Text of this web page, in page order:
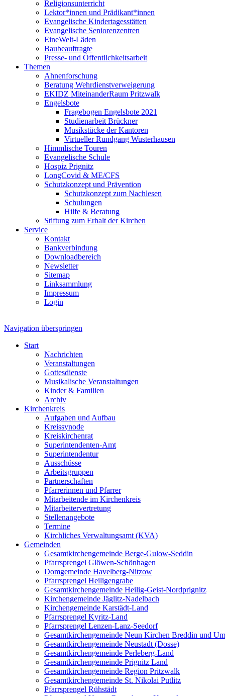
Religionsunterricht
Lektor*innen und Prädikant*innen
Evangelische Kindertagesstätten
Evangelische Seniorenzentren
EineWelt-Läden
Baubeauftragte
Presse- und Öffentlichkeitsarbeit
Themen
Ahnenforschung
Beratung Wehrdienstverweigerung
EKIDZ MiteinanderRaum Pritzwalk
Engelsbote
Fragebogen Engelsbote 2021
Studienarbeit Brückner
Musikstücke der Kantoren
Virtueller Rundgang Wusterhausen
Himmlische Touren
Evangelische Schule
Hospiz Prignitz
LongCovid & ME/CFS
Schutzkonzept und Prävention
Schutzkonzept zum Nachlesen
Schulungen
Hilfe & Beratung
Stiftung zum Erhalt der Kirchen
Service
Kontakt
Bankverbindung
Downloadbereich
Newsletter
Sitemap
Linksammlung
Impressum
Login
Navigation überspringen
Start
Nachrichten
Veranstaltungen
Gottesdienste
Musikalische Veranstaltungen
Kinder & Familien
Archiv
Kirchenkreis
Aufgaben und Aufbau
Kreissynode
Kreiskirchenrat
Superintendenten-Amt
Superintendentur
Ausschüsse
Arbeitsgruppen
Partnerschaften
Pfarrerinnen und Pfarrer
Mitarbeitende im Kirchenkreis
Mitarbeitervertretung
Stellenangebote
Termine
Kirchliches Verwaltungsamt (KVA)
Gemeinden
Gesamtkirchengemeinde Berge-Gulow-Seddin
Pfarrsprengel Glöwen-Schönhagen
Domgemeinde Havelberg-Nitzow
Pfarrsprengel Heiligengrabe
Gesamtkirchengemeinde Heilig-Geist-Nordprignitz
Kirchengemeinde Jäglitz-Nadelbach
Kirchengemeinde Karstädt-Land
Pfarrsprengel Kyritz-Land
Pfarrsprengel Lenzen-Lanz-Seedorf
Gesamtkirchengemeinde Neun Kirchen Breddin und
Gesamtkirchengemeinde Neustadt (Dosse)
Gesamtkirchengemeinde Perleberg-Land
Gesamtkirchengemeinde Prignitz Land
Gesamtkirchengemeinde Region Pritzwalk
Gesamtkirchengemeinde St. Nikolai Putlitz
Pfarrsprengel Rühstädt